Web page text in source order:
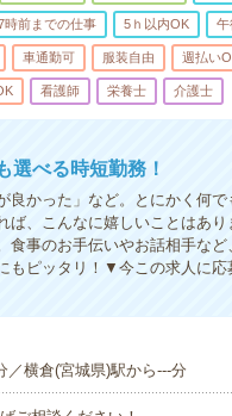
時前までの仕事 5ｈ以内OK 午
車通勤可 服装自由 週払い
看護師 栄養士 介護士
べる時短勤務！
かった」など。とにかく何で
ば、こんなに嬉しいことはあ
事のお手伝いやお話相手など
もピッタリ！▼今この求人に応
／横倉(宮城県)駅から---分